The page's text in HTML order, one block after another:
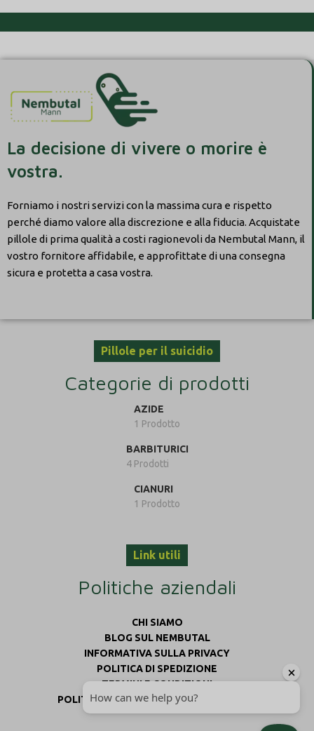
La decisione di vivere o morire è
vostra.
Forniamo i nostri servizi con la massima cura e rispetto
perché diamo valore alla discrezione e alla fiducia. Acquistate
pillole di prima qualità a costi ragionevoli da Nembutal Mann, il
vostro fornitore affidabile, e approfittate di una consegna
sicura e protetta a casa vostra.
Pillole per il suicidio
Categorie di prodotti
AZIDE
1 Prodotto
BARBITURICI
4 Prodotti
CIANURI
1 Prodotto
Link utili
Politiche aziendali
CHI SIAMO
BLOG SUL NEMBUTAL
INFORMATIVA SULLA PRIVACY
POLITICA DI SPEDIZIONE
TERMINI E CONDIZIONI
POLITICA DI RIMBORSO E RESTITUZIONE